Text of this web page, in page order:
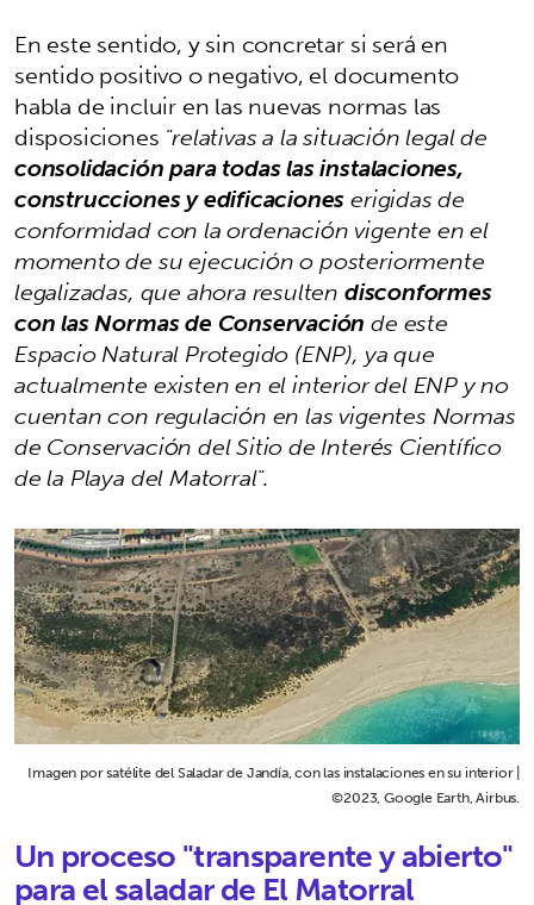
En este sentido, y sin concretar si será en
sentido positivo o negativo, el documento
habla de incluir en las nuevas normas las
disposiciones "relativas a la situación legal de
consolidación para todas las instalaciones,
construcciones y edificacioneserigidas de
conformidad con la ordenación vigente en el
momento de su ejecución o posteriormente
legalizadas, que ahora resultendisconformes
con las Normas de Conservaciónde este
Espacio Natural Protegido (ENP), ya que
actualmente existen en el interior del ENP y no
cuentan con regulación en las vigentes Normas
de Conservación del Sitio de Interés Científico
de la Playa del Matorral".
Imagen por satélite del Saladar de Jandía, con las instalaciones en su interior |
©2023, Google Earth, Airbus.
Un proceso "transparente y abierto"
para el saladar de El Matorral